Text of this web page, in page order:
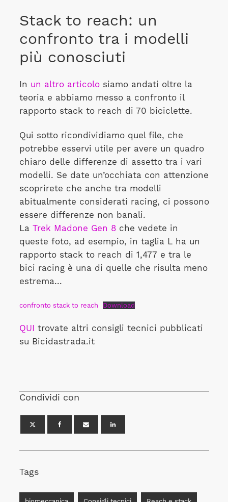
Stack to reach: un
confronto tra i modelli
più conosciuti
In un altro articolosiamo andati oltre la
teoria e abbiamo messo a confronto il
rapporto stack to reach di 70 biciclette.
Qui sotto ricondividiamo quel file, che
potrebbe esservi utile per avere un quadro
chiaro delle differenze di assetto tra i vari
modelli. Se date un’occhiata con attenzione
scoprirete che anche tra modelli
abitualmente considerati racing, ci possono
essere differenze non banali.
La Trek Madone Gen 8che vedete in
queste foto, ad esempio, in taglia L ha un
rapporto stack to reach di 1,477 e tra le
bici racing è una di quelle che risulta meno
estrema...
confronto stack to reach Download
QUI
trovate altri consigli tecnici pubblicati
su Bicidastrada.it
Condividi con
Tags